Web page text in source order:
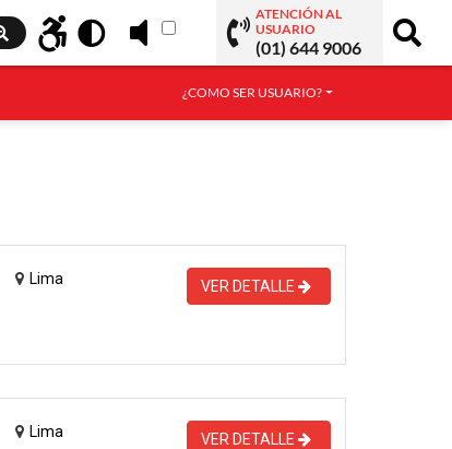
ATENCIÓN AL
USUARIO
(01) 644 9006
¿COMO SER USUARIO?
Lima VER DETALLE
Lima VER DETALLE